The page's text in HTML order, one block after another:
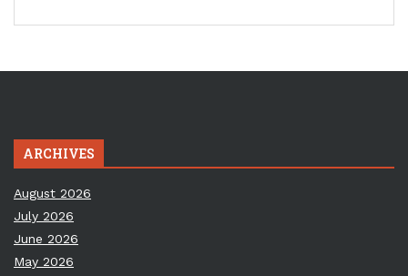
ARCHIVES
August 2026
July 2026
June 2026
May 2026